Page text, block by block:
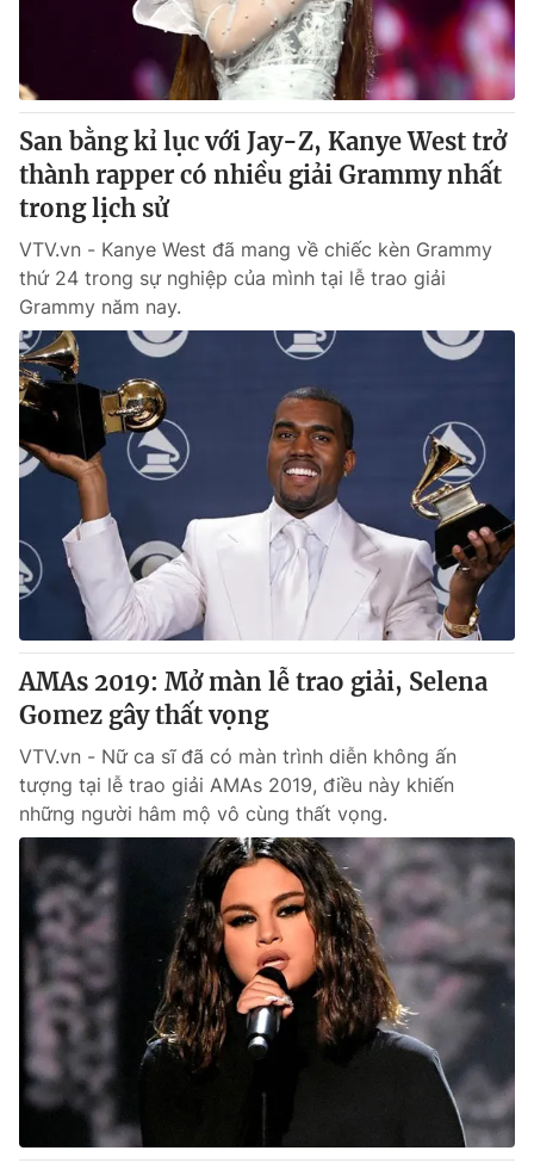
Đài Truyền hình Việt Nam
Cơ quan báo chí: Thời báo VTV
Giấy phép hoạt động báo in và báo điện tử số 483/GP-BTTTT
cấp ngày 29/12/2023
Tổng Biên tập:Vũ Thanh Thủy
Phó Tổng Biên tập:
Nguyễn Trọng Ninh
Tổng đài VTV:024.38 355 931 - 024.38 355 932
Ðiện thoại Thời báo VTV: 024.66 897 897
Email:toasoan@vtv.vn
Liên hệ quảng cáo:024-7300.7108
® Cấm sao chép dưới mọi hình thức nếu không có sự chấp
thuận bằng văn bản. Ghi rõ nguồn VTV.vn khi phát hành lại
thông tin từ website này.
San bằng kỉ lục với Jay-Z, Kanye West trở
thành rapper có nhiều giải Grammy nhất
trong lịch sử
VTV.vn - Kanye West đã mang về chiếc kèn Grammy
thứ 24 trong sự nghiệp của mình tại lễ trao giải
Grammy năm nay.
AMAs 2019: Mở màn lễ trao giải, Selena
Gomez gây thất vọng
VTV.vn - Nữ ca sĩ đã có màn trình diễn không ấn
tượng tại lễ trao giải AMAs 2019, điều này khiến
những người hâm mộ vô cùng thất vọng.